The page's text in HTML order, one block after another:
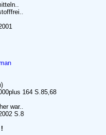
164 S.85,68
war..
S.8